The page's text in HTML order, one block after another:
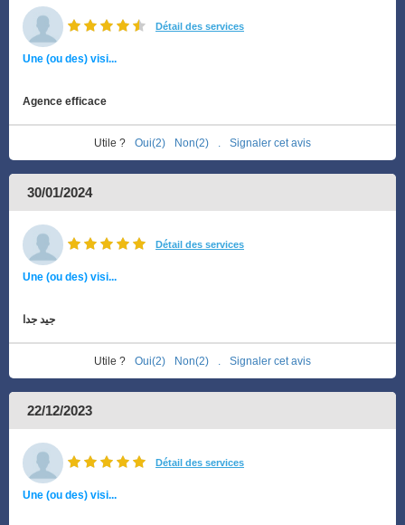
Détail des services
Une (ou des) visi...
Agence efficace
Utile ? Oui(2) Non(2) Signaler cet avis
30/01/2024
Détail des services
Une (ou des) visi...
جيد جدا
Utile ? Oui(2) Non(2) Signaler cet avis
22/12/2023
Détail des services
Une (ou des) visi...